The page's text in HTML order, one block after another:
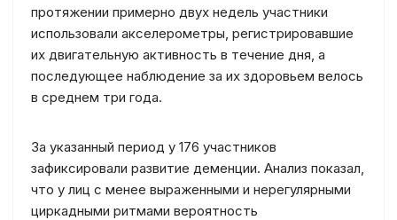
протяжении примерно двух недель участники
использовали акселерометры, регистрировавшие
их двигательную активность в течение дня, а
последующее наблюдение за их здоровьем велось
в среднем три года.
За указанный период у 176 участников
зафиксировали развитие деменции. Анализ показал,
что у лиц с менее выраженными и нерегулярными
циркадными ритмами вероятность